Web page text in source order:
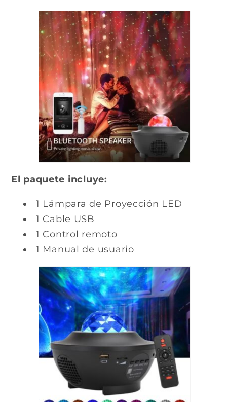
El paquete incluye:
1 Lámpara de Proyección LED
1 Cable USB
1 Control remoto
1 Manual de usuario